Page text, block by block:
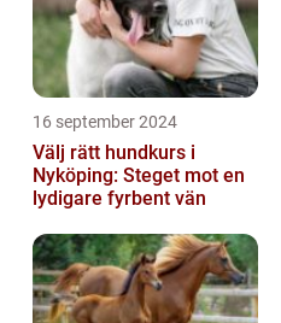
16 september 2024
Välj rätt hundkurs i
Nyköping: Steget mot en
lydigare fyrbent vän